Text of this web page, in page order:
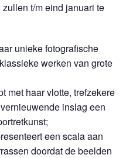
t/m eind januari te
unieke fotografische
werken van grote
met haar vlotte, trefzekere
inslag een
een scala aan
doordat de beelden